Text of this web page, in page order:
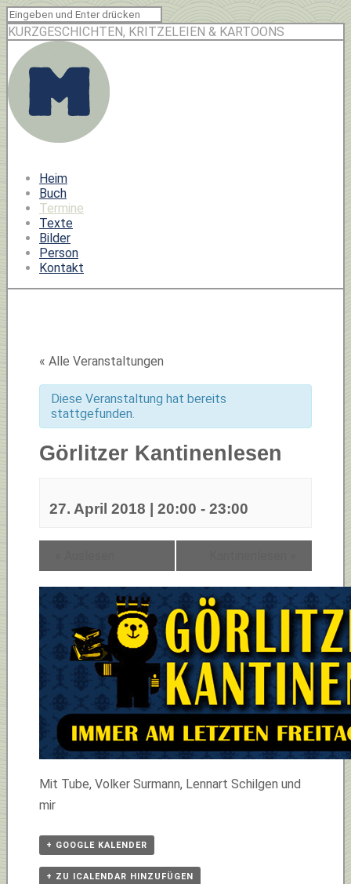
KURZGESCHICHTEN, KRITZELEIEN & KARTOONS
Heim
Buch
Termine
Texte
Bilder
Person
Kontakt
« Alle Veranstaltungen
Diese Veranstaltung hat bereits
stattgefunden.
Görlitzer Kantinenlesen
27. April 2018 | 20:00 - 23:00
Mit Tube, Volker Surmann, Lennart Schilgen und
mir
+ GOOGLE KALENDER
+ ZU ICALENDAR HINZUFÜGEN